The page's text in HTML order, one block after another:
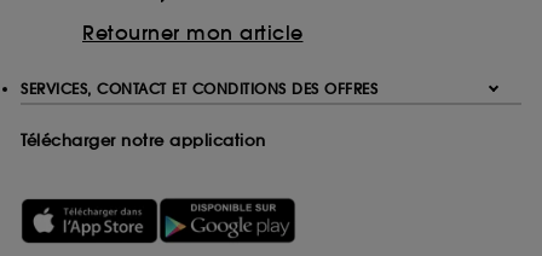
Retourner mon article
SERVICES, CONTACT ET CONDITIONS DES OFFRES
Télécharger notre application